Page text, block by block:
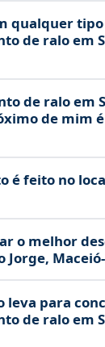
qualquer
de ralo em
de ralo em
de mim
é feito no
o melhor
Jorge,
leva para
de ralo em